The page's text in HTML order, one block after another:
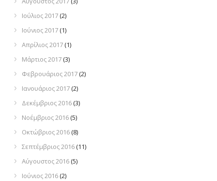
Ιούλιος 2017(2)
Ιούνιος 2017(1)
Απρίλιος 2017(1)
Μάρτιος 2017(3)
Φεβρουάριος 2017(2)
Ιανουάριος 2017(2)
Δεκέμβριος 2016(3)
Νοέμβριος 2016(5)
Οκτώβριος 2016(8)
Σεπτέμβριος 2016(11)
Αύγουστος 2016(5)
Ιούνιος 2016(2)